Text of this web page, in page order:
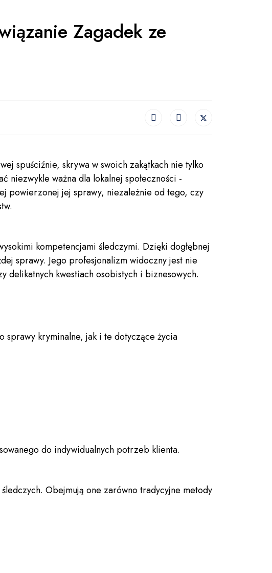
Zagadek ze
spuściźnie, skrywa w swoich zakątkach nie tylko
niezwykle ważna dla lokalnej społeczności -
powierzonej jej sprawy, niezależnie od tego, czy
kompetencjami śledczymi. Dzięki dogłębnej
sprawy. Jego profesjonalizm widoczny jest nie
delikatnych kwestiach osobistych i biznesowych.
sprawy kryminalne, jak i te dotyczące życia
do indywidualnych potrzeb klienta.
Obejmują one zarówno tradycyjne metody